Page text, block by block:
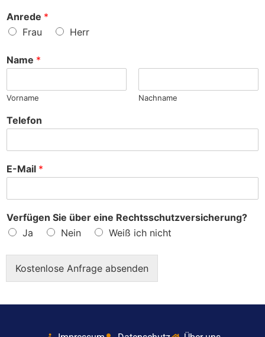
S
a
c
e
d
e
n
Anrede *
Frau
Herr
Name *
Vorname Nachname
Telefon
E-Mail *
Verfügen Sie über eine Rechtsschutzversicherung?
Ja
Nein Weiß ich nicht
Kostenlose Anfrage absenden